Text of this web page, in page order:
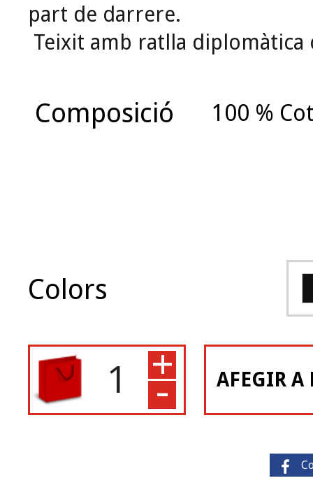
part de darrere.
Teixit amb ratlla diplomàtica
Composició 100 %
Colors
AFEGIR A
+
-